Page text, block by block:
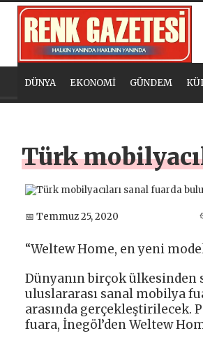
DÜNYA EKONOMİ GÜNDEM
Türk
📅 Temmuz 25, 2020
“Weltew Home, en yeni
Dünyanın birçok
uluslararası sanal mobilya
arasında gerçekleştirilecek.
fuara, İnegöl’den Weltew